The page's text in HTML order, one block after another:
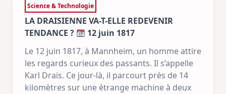
Science & Technologie
LA DRAISIENNE VA-T-ELLE REDEVENIR
TENDANCE ?
12 juin 1817
Le 12 juin 1817, à Mannheim, un homme attire
les regards curieux des passants. Il s’appelle
Karl Drais. Ce jour-là, il parcourt près de 14
kilomètres sur une étrange machine à deux